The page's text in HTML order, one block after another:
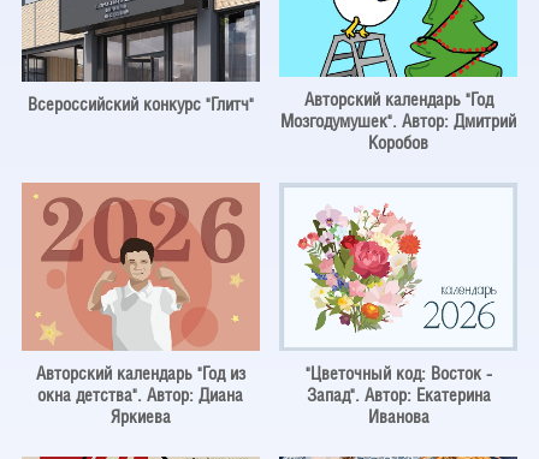
Всероссийский конкурс "Глитч"
Авторский календарь "Год
Мозгодумушек". Автор: Дмитрий
Коробов
Авторский календарь "Год из
окна детства". Автор: Диана
Яркиева
"Цветочный код: Восток -
Запад". Автор: Екатерина
Иванова